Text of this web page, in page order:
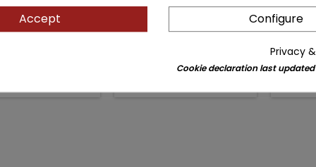
Witmanowski
(0)
(0)
price
Accept Configure
Privacy
Cookie declaration last updated